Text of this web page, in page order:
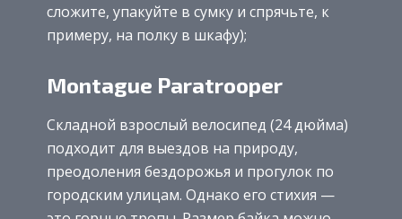
сложите, упакуйте в сумку и спрячьте, к
примеру, на полку в шкафу);
Montague Paratrooper
Складной взрослый велосипед (24 дюйма)
подходит для выездов на природу,
преодоления бездорожья и прогулок по
городским улицам. Однако его стихия —